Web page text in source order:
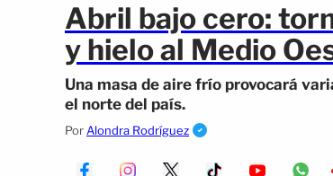
Abril bajo cero:
y hielo al Medio
Una masa de aire frío provocará
el norte del país.
Por Alondra Rodríguez